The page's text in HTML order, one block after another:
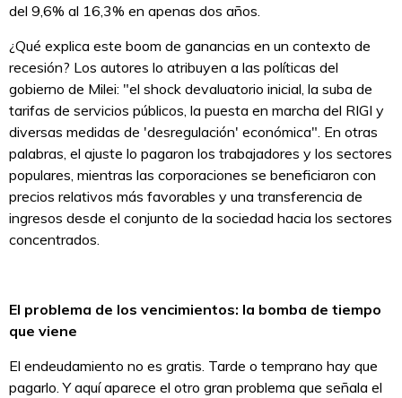
del 9,6% al 16,3% en apenas dos años.
¿Qué explica este boom de ganancias en un contexto de
recesión? Los autores lo atribuyen a las políticas del
gobierno de Milei: "el shock devaluatorio inicial, la suba de
tarifas de servicios públicos, la puesta en marcha del RIGI y
diversas medidas de 'desregulación' económica". En otras
palabras, el ajuste lo pagaron los trabajadores y los sectores
populares, mientras las corporaciones se beneficiaron con
precios relativos más favorables y una transferencia de
ingresos desde el conjunto de la sociedad hacia los sectores
concentrados.
El problema de los vencimientos: la bomba de tiempo
que viene
El endeudamiento no es gratis. Tarde o temprano hay que
pagarlo. Y aquí aparece el otro gran problema que señala el